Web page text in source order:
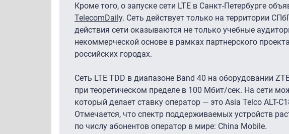
Кроме того, о запуске сети LTE в Санкт-Петербурге
TelecomDaily. Сеть действует только на территории
действия сети оказываются не только учебные
некоммерческой основе в рамках партнерского
российских городах.
Сеть LTE TDD в диапазоне Band 40 на оборудовании
при теоретическом пределе в 100 Мбит/сек. На сети
который делает ставку оператор — это Asia Telco ALT-
Отмечается, что спектр поддерживаемых устройств
по числу абонентов оператор в мире: China Mobile.